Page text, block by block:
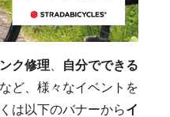
ク修理
自分でできる
ど、様々なイベントを
は以下のバナーからイ